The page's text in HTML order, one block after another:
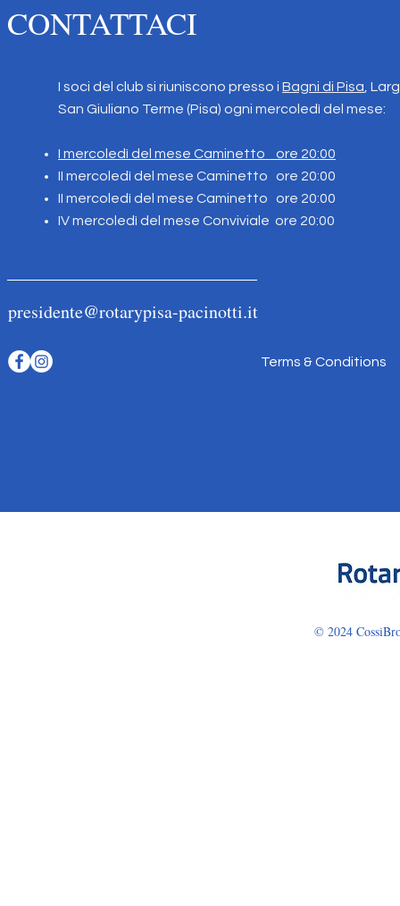
CONTATTACI
I soci del club si riuniscono presso i Bagni di Pisa ,
San Giuliano Terme (Pisa) ogni mercoledì del mese:
I mercoledì del mese Caminetto ore 20:00
II mercoledì del mese Caminetto ore 20:00
II mercoledì del mese Caminetto ore 20:00
IV mercoledì del mese Conviviale ore 20:00
presidente@rotarypisa-pacinotti.it
Terms & Conditions
© 2024